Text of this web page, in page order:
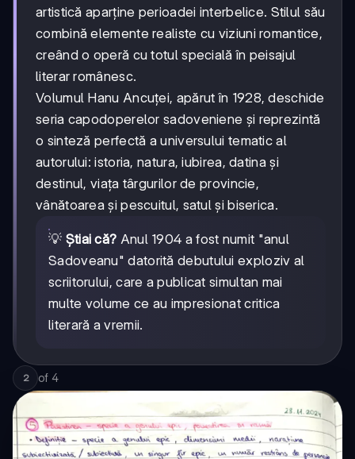
artistică aparține perioadei interbelice. Stilul său
combină elemente realiste cu viziuni romantice,
creând o operă cu totul specială în peisajul
literar românesc.
Volumul Hanu Ancuței, apărut în 1928, deschide
seria capodoperelor sadoveniene și reprezintă
o sinteză perfectă a universului tematic al
autorului: istoria, natura, iubirea, datina și
destinul, viața târgurilor de provincie,
vânătoarea și pescuitul, satul și biserica.
💡 Știai că? Anul 1904 a fost numit "anul
Sadoveanu" datorită debutului exploziv al
scriitorului, care a publicat simultan mai
multe volume ce au impresionat critica
literară a vremii.
2 of 4